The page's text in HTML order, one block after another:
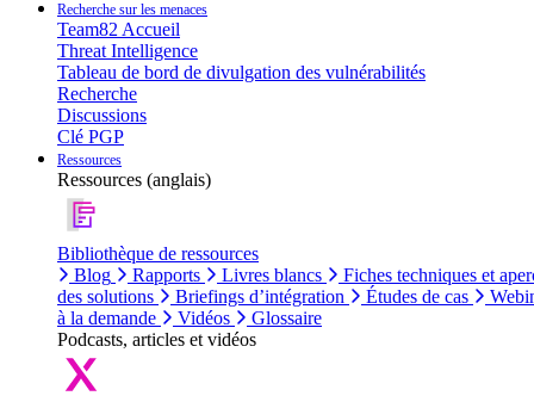
Recherche sur les menaces
Team82 Accueil
Threat Intelligence
Tableau de bord de divulgation des vulnérabilités
Recherche
Discussions
Clé PGP
Ressources
Ressources (anglais)
Bibliothèque de ressources
Blog
Rapports Livres blancs
Fiches techniques et
des solutions
Briefings d’intégration Études de cas
à la demande
Vidéos
Glossaire
Podcasts, articles et vidéos